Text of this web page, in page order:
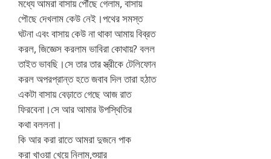
মধ্যে আমরা বাসায় পৌঁছে গেলাম, বাসায়
পৌছে দেখলাম কেউ নেই।পথের সমস্ত
ঘটনা এবং বাসায় কেউ না থাকা আমায় বিব্রত
করল, জিজ্ঞেস করলাম ভাবিরা কোথায়? বলল
তাইত ভাবছি।সে তার তার স্ত্রীকে টেলিফোন
করল অপরপ্রান্ত হতে জবাব দিল তারা হঠাত
একটা বাসায় বেড়াতে গেছে আজ রাত
ফিরবেনা।সে আর আমার উপস্থিতির
কথা বললনা।
কি আর করা রাতে আমরা দুজনে পাক
করা খাওয়া খেয়ে নিলাম,শুয়ার